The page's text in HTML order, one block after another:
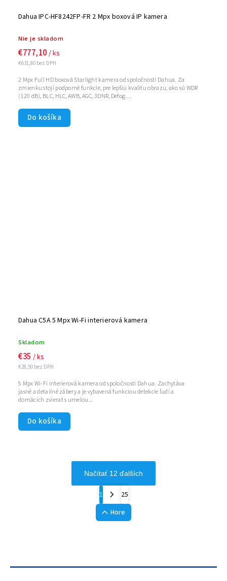
Dahua IPC-HF8242FP-FR 2 Mpx boxová IP kamera
Nie je skladom
€631,80 bez DPH
€777,10 / ks
Do košíka
2 Mpx Full HD boxová Starlight kamera od spoločnosti Dahua. Za
zmienku stojí podporné funkcie, pre lepšiu kvalitu obrazu, ako sú WDR
(120 dB), BLC, HLC, AWB, AGC, 3DNR, Defog....
Dahua C5A 5 Mpx Wi-Fi interierová kamera
Skladom
€28,50 bez DPH
€35 / ks
Do košíka
5 Mpx Wi-Fi interierová kamera od spoločnosti Dahua. Zachytáva
jasné a detailné zábery a je vybavená funkciou detekcie ľudí a
domácich zvierat s umelou...
Načítať 12 ďalších
1
25
Hore